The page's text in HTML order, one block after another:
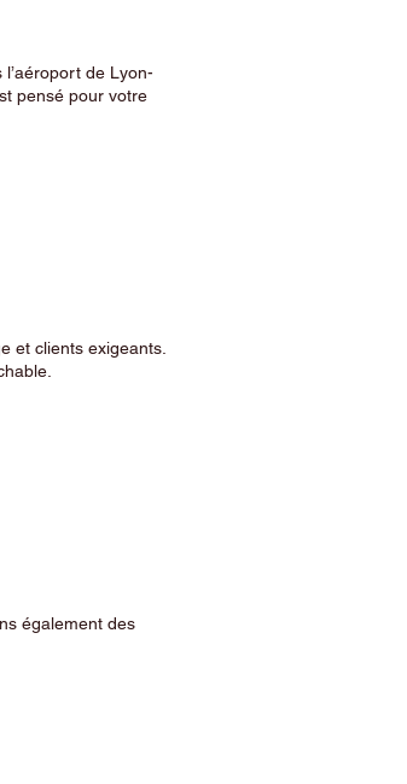
de Lyon-
pensé pour votre
et clients exigeants.
également des